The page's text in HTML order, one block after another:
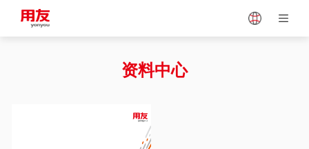
Vietnam
资料中心